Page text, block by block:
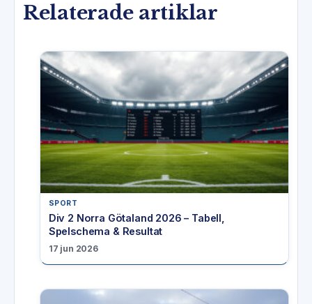
Relaterade artiklar
SPORT
Div 2 Norra Götaland 2026 – Tabell,
Spelschema & Resultat
17 jun 2026